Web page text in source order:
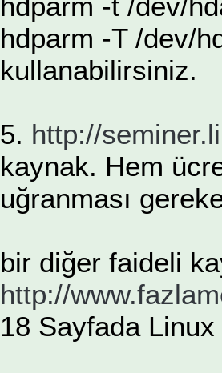
hdparm -T /dev/
kullanabilirsiniz.
5. http://
kaynak. Hem
uğranması
bir diğer faideli
http://
18 Sayfada Linux